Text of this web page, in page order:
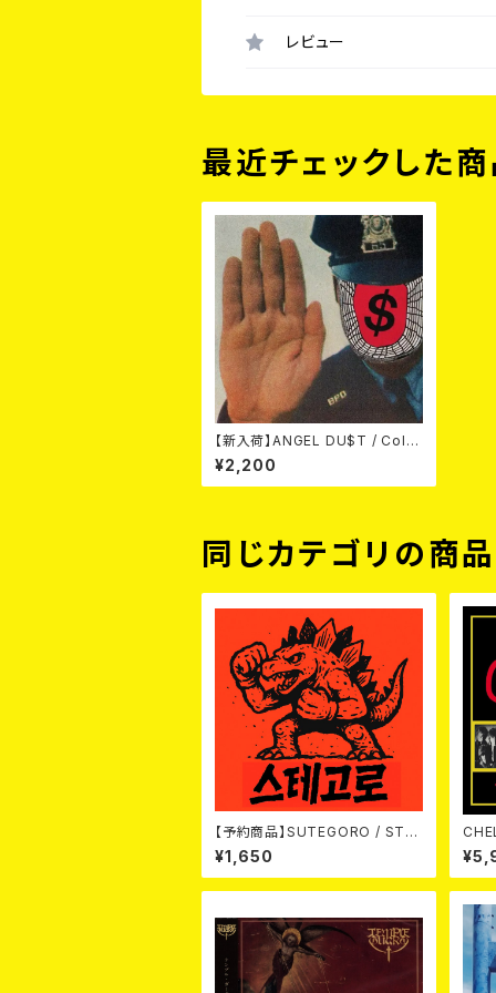
レビュー
最近チェックした
【新入荷】ANGEL DU$T / Cold
2 The Touch (国内盤CD)
¥2,200
同じカテゴリの商品
【予約商品】SUTEGORO / STR
EET BATTLE (CD)【8月8日発
売】
¥1,650
CHELSEA /